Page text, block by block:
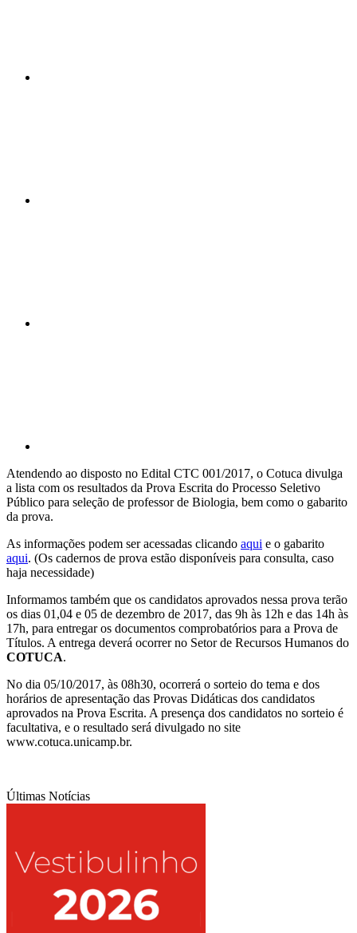
Atendendo ao disposto no Edital CTC 001/2017, o Cotuca divulga
a lista com os resultados da Prova Escrita do Processo Seletivo
Público para seleção de professor de Biologia, bem como o gabarito
da prova.
As informações podem ser acessadas clicando aqui e o gabarito
aqui. (Os cadernos de prova estão disponíveis para consulta, caso
haja necessidade)
Informamos também que os candidatos aprovados nessa prova terão
os dias 01,04 e 05 de dezembro de 2017, das 9h às 12h e das 14h às
17h, para entregar os documentos comprobatórios para a Prova de
Títulos. A entrega deverá ocorrer no Setor de Recursos Humanos do
COTUCA.
No dia 05/10/2017, às 08h30, ocorrerá o sorteio do tema e dos
horários de apresentação das Provas Didáticas dos candidatos
aprovados na Prova Escrita. A presença dos candidatos no sorteio é
facultativa, e o resultado será divulgado no site
www.cotuca.unicamp.br.
Últimas Notícias